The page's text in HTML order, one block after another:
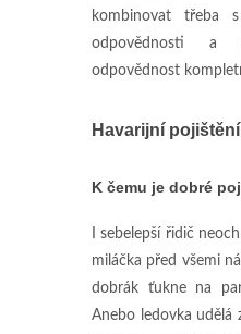
kombinovat třeba
odpovědnosti
odpovědnost
Havarijní pojištění
K čemu je dobré
I sebelepší řidič
miláčka před všemi
dobrák ťukne na
Anebo ledovka udělá